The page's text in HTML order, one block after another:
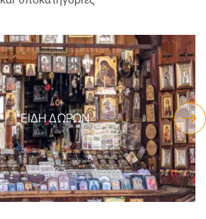
ΕΊΔΗ ΔΏΡΩΝ